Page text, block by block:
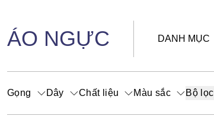
ÁO NGỰC DANH MỤC
Gọng Dây Chất liệu Màu sắc Bộ lọc